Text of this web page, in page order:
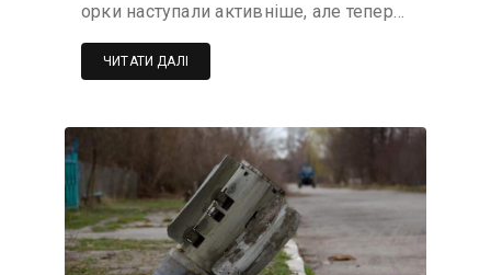
орки наступали активніше, але тепер…
ЧИТАТИ ДАЛІ